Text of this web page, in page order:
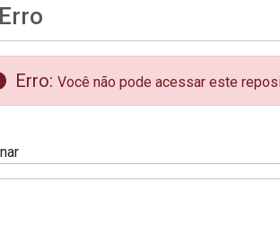
principal
Erro
Erro: Você não pode acessar este